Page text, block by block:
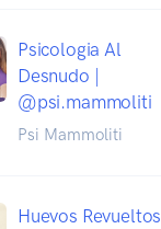
Psicologia Al
Desnudo |
@psi.mammoliti
Psi Mammoliti
Huevos Revueltos